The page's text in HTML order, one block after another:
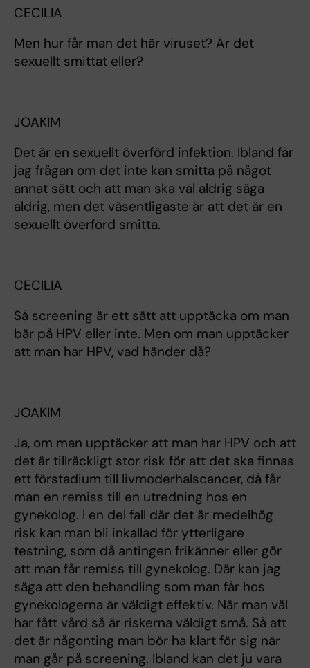
CECILIA
Men hur får man det här viruset? Är det
sexuellt smittat eller?
JOAKIM
Det är en sexuellt överförd infektion. Ibland får
jag frågan om det inte kan smitta på något
annat sätt och att man ska väl aldrig säga
aldrig, men det väsentligaste är att det är en
sexuellt överförd smitta.
CECILIA
Så screening är ett sätt att upptäcka om man
bär på HPV eller inte. Men om man upptäcker
att man har HPV, vad händer då?
JOAKIM
Ja, om man upptäcker att man har HPV och att
det är tillräckligt stor risk för att det ska finnas
ett förstadium till livmoderhalscancer, då får
man en remiss till en utredning hos en
gynekolog. I en del fall där det är medelhög
risk kan man bli inkallad för ytterligare
testning, som då antingen frikänner eller gör
att man får remiss till gynekolog. Där kan jag
säga att den behandling som man får hos
gynekologerna är väldigt effektiv. När man väl
har fått vård så är riskerna väldigt små. Så att
det är någonting man bör ha klart för sig när
man går på screening. Ibland kan det ju vara